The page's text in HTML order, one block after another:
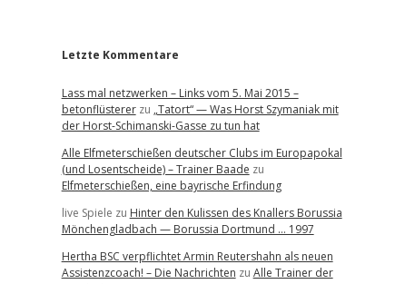
Letzte Kommentare
Lass mal netzwerken – Links vom 5. Mai 2015 –
betonflüstererzu „Tatort“ — Was Horst Szymaniak mit
der Horst-Schimanski-Gasse zu tun hat
Alle Elfmeterschießen deutscher Clubs im Europapokal
(und Losentscheide) – Trainer Baade zu
Elfmeterschießen, eine bayrische Erfindung
live Spiele zu Hinter den Kulissen des Knallers Borussia
Mönchengladbach — Borussia Dortmund … 1997
Hertha BSC verpflichtet Armin Reutershahn als neuen
Assistenzcoach! – Die Nachrichten zu Alle Trainer der